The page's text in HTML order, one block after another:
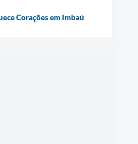
Corações em Imbaú